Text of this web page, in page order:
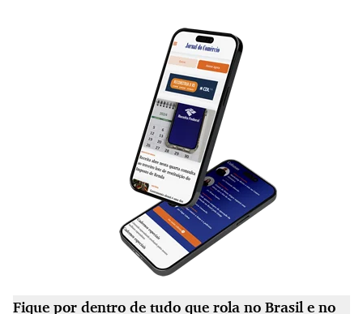
Fique por dentro de tudo que rola no Brasil e no